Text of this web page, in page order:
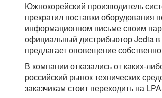
Южнокорейский производитель
прекратил поставки
информационном письме своим
официальный дистрибьютор Jedia
предлагает оповещение
В компании отказались от каких-
российский рынок технических
заказчикам стоит переходить на